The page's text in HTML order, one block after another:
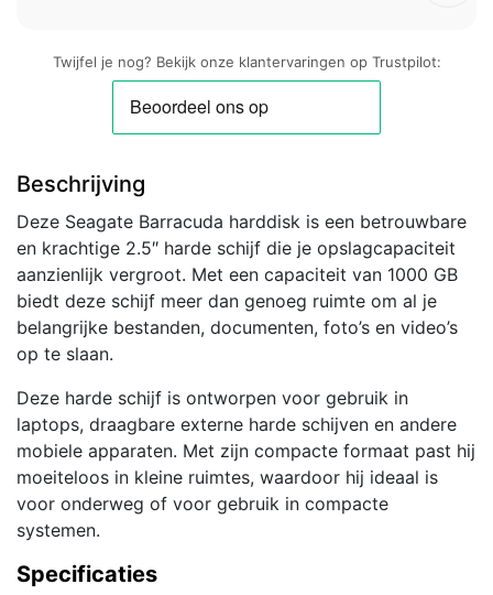
Twijfel je nog? Bekijk onze klantervaringen op Trustpilot:
Beschrijving
Deze Seagate Barracuda harddisk is een betrouwbare
en krachtige 2.5″ harde schijf die je opslagcapaciteit
aanzienlijk vergroot. Met een capaciteit van 1000 GB
biedt deze schijf meer dan genoeg ruimte om al je
belangrijke bestanden, documenten, foto’s en video’s
op te slaan.
Deze harde schijf is ontworpen voor gebruik in
laptops, draagbare externe harde schijven en andere
mobiele apparaten. Met zijn compacte formaat past hij
moeiteloos in kleine ruimtes, waardoor hij ideaal is
voor onderweg of voor gebruik in compacte
systemen.
Specificaties